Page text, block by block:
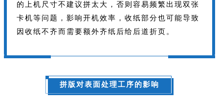
的上机尺寸不建议拼太大，否则容易频繁出现双张
卡机等问题，影响开机效率，收纸部分也可能导致
因收纸不齐而需要额外齐纸后给后道折页。
拼版对表面处理工序的影响